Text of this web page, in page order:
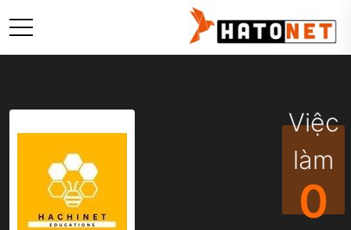
Việc
làm
0